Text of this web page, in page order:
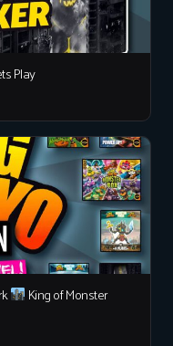
Play
King of Monster